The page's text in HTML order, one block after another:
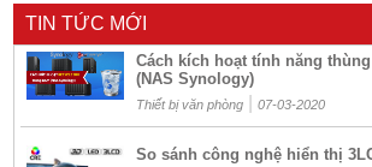
TIN TỨC MỚI
Cách kích hoạt tính năng
(NAS Synology)
Thiết bị văn phòng| 07-03-2020
So sánh công nghệ hiển thị